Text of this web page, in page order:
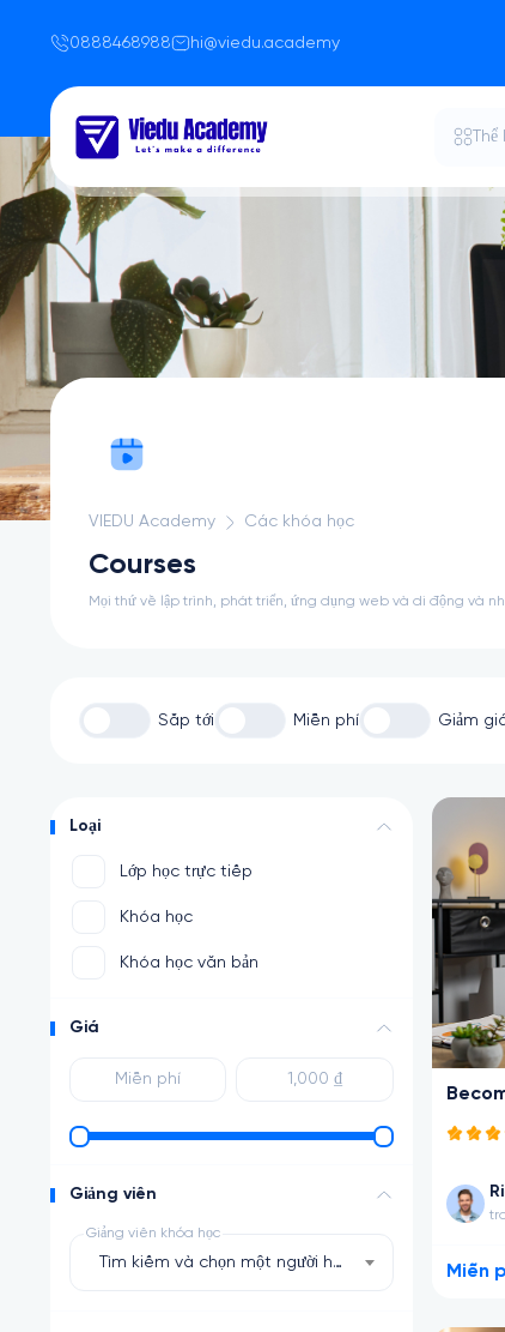
0888468988 hi@viedu.academy
Thể
VIEDU Academy Các khóa học
Courses
Mọi thứ về lập trình, phát triển, ứng dụng web và di động và
Sắp tới Miễn phí Giảm
Loại
Lớp học trực tiếp
Khóa học
Khóa học văn bản
Giá
Giảng viên
Giảng viên khóa học
Tìm kiếm và chọn một người hướng dẫn Miễn